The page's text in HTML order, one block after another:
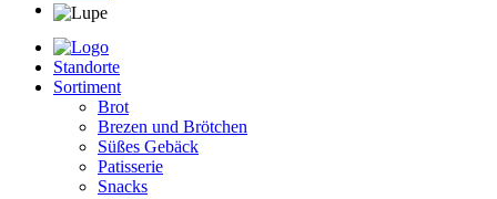
Standorte
Sortiment
Brot
Brezen und Brötchen
Süßes Gebäck
Patisserie
Snacks